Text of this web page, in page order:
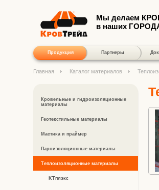
Мы делаем
в наших
Продукция Партнеры
Главная Каталог материалов
Кровельные и гидроизоляционные
материалы
Геотекстильные материалы
Мастика и праймер
Пароизоляционные материалы
Теплоизоляционные материалы
KTплэкс